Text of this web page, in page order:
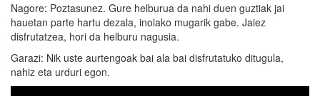
Nagore: Poztasunez. Gure helburua da nahi duen guztiak jai
hauetan parte hartu dezala, inolako mugarik gabe. Jaiez
disfrutatzea, hori da helburu nagusia.
Garazi: Nik uste aurtengoak bai ala bai disfrutatuko ditugula,
nahiz eta urduri egon.